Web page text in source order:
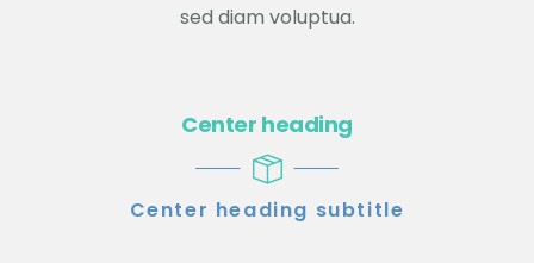
sed diam voluptua.
Center heading
Center heading subtitle